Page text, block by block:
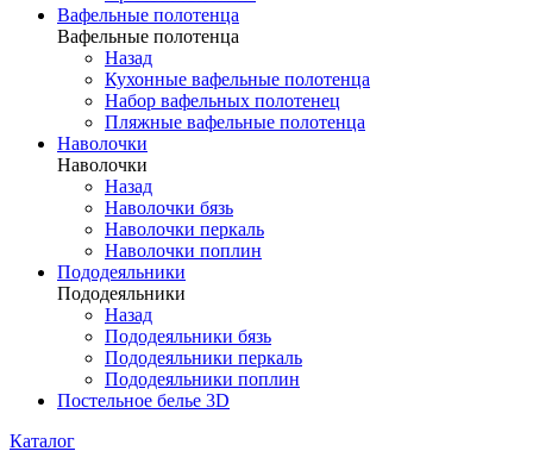
Вафельные полотенца
Вафельные полотенца
Назад
Кухонные вафельные полотенца
Набор вафельных полотенец
Пляжные вафельные полотенца
Наволочки
Наволочки
Назад
Наволочки бязь
Наволочки перкаль
Наволочки поплин
Пододеяльники
Пододеяльники
Назад
Пододеяльники бязь
Пододеяльники перкаль
Пододеяльники поплин
Постельное белье 3D
Каталог